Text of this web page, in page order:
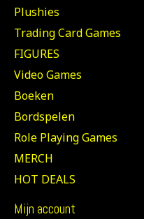
Plushies
Trading Card Games
FIGURES
Video Games
Boeken
Bordspelen
Role Playing Games
MERCH
HOT DEALS
Mijn account